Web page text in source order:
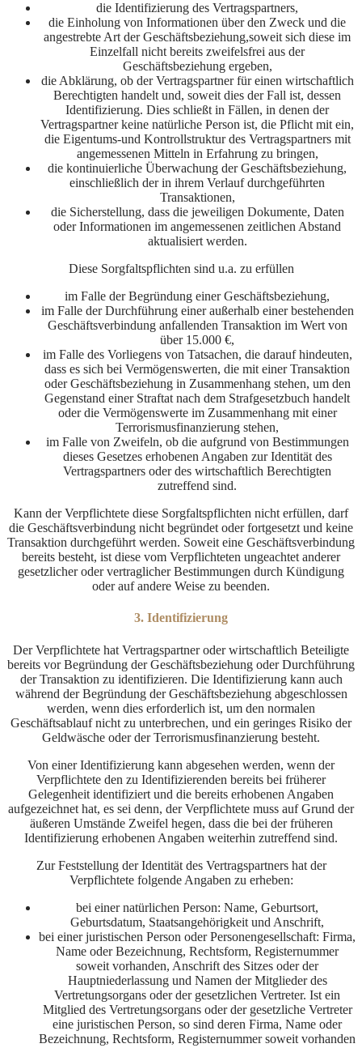
die Identifizierung des Vertragspartners,
die Einholung von Informationen über den Zweck und die
angestrebte Art der Geschäftsbeziehung,soweit sich diese im
Einzelfall nicht bereits zweifelsfrei aus der
Geschäftsbeziehung ergeben,
die Abklärung, ob der Vertragspartner für einen wirtschaftlich
Berechtigten handelt und, soweit dies der Fall ist, dessen
Identifizierung. Dies schließt in Fällen, in denen der
Vertragspartner keine natürliche Person ist, die Pflicht mit ein,
die Eigentums-und Kontrollstruktur des Vertragspartners mit
angemessenen Mitteln in Erfahrung zu bringen,
die kontinuierliche Überwachung der Geschäftsbeziehung,
einschließlich der in ihrem Verlauf durchgeführten
Transaktionen,
die Sicherstellung, dass die jeweiligen Dokumente, Daten
oder Informationen im angemessenen zeitlichen Abstand
aktualisiert werden.
Diese Sorgfaltspflichten sind u.a. zu erfüllen
im Falle der Begründung einer Geschäftsbeziehung,
im Falle der Durchführung einer außerhalb einer bestehenden
Geschäftsverbindung anfallenden Transaktion im Wert von
über 15.000 €,
im Falle des Vorliegens von Tatsachen, die darauf hindeuten,
dass es sich bei Vermögenswerten, die mit einer Transaktion
oder Geschäftsbeziehung in Zusammenhang stehen, um den
Gegenstand einer Straftat nach dem Strafgesetzbuch handelt
oder die Vermögenswerte im Zusammenhang mit einer
Terrorismusfinanzierung stehen,
im Falle von Zweifeln, ob die aufgrund von Bestimmungen
dieses Gesetzes erhobenen Angaben zur Identität des
Vertragspartners oder des wirtschaftlich Berechtigten
zutreffend sind.
Kann der Verpflichtete diese Sorgfaltspflichten nicht erfüllen, darf
die Geschäftsverbindung nicht begründet oder fortgesetzt und keine
Transaktion durchgeführt werden. Soweit eine Geschäftsverbindung
bereits besteht, ist diese vom Verpflichteten ungeachtet anderer
gesetzlicher oder vertraglicher Bestimmungen durch Kündigung
oder auf andere Weise zu beenden.
3. Identifizierung
Der Verpflichtete hat Vertragspartner oder wirtschaftlich Beteiligte
bereits vor Begründung der Geschäftsbeziehung oder Durchführung
der Transaktion zu identifizieren. Die Identifizierung kann auch
während der Begründung der Geschäftsbeziehung abgeschlossen
werden, wenn dies erforderlich ist, um den normalen
Geschäftsablauf nicht zu unterbrechen, und ein geringes Risiko der
Geldwäsche oder der Terrorismusfinanzierung besteht.
Von einer Identifizierung kann abgesehen werden, wenn der
Verpflichtete den zu Identifizierenden bereits bei früherer
Gelegenheit identifiziert und die bereits erhobenen Angaben
aufgezeichnet hat, es sei denn, der Verpflichtete muss auf Grund der
äußeren Umstände Zweifel hegen, dass die bei der früheren
Identifizierung erhobenen Angaben weiterhin zutreffend sind.
Zur Feststellung der Identität des Vertragspartners hat der
Verpflichtete folgende Angaben zu erheben:
bei einer natürlichen Person: Name, Geburtsort,
Geburtsdatum, Staatsangehörigkeit und Anschrift,
bei einer juristischen Person oder Personengesellschaft: Firma,
Name oder Bezeichnung, Rechtsform, Registernummer
soweit vorhanden, Anschrift des Sitzes oder der
Hauptniederlassung und Namen der Mitglieder des
Vertretungsorgans oder der gesetzlichen Vertreter. Ist ein
Mitglied des Vertretungsorgans oder der gesetzliche Vertreter
eine juristischen Person, so sind deren Firma, Name oder
Bezeichnung, Rechtsform, Registernummer soweit vorhanden